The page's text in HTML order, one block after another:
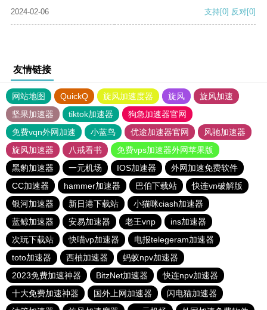
2024-02-06
支持[0] 反对[0]
友情链接
网站地图 QuickQ 旋风加速度器 旋风
旋风加速
坚果加速器
tiktok加速器
狗急加速器官网
免费vqn外网加速
小蓝鸟 优途加速器官网
风驰加速器
旋风加速器
八戒看书
免费vps加速器外网苹果版
黑豹加速器
一元机场 IOS加速器
外网加速免费软件
CC加速器
hammer加速器 巴伯下载站
快连vn破解版
银河加速器
新日港下载站
小猫咪ciash加速器
蓝鲸加速器
安易加速器 老王vnp
ins加速器
次玩下载站
快喵vp加速器
电报telegeram加速器
toto加速器
西柚加速器
蚂蚁npv加速器
2023免费加速神器
BitzNet加速器
快连npv加速器
十大免费加速神器
国外上网加速器
闪电猫加速器